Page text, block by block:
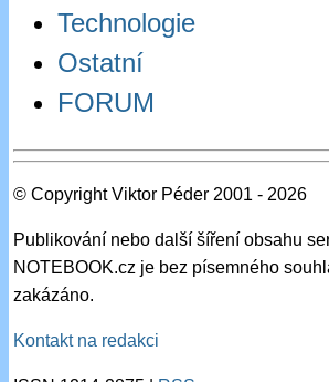
Technologie
Ostatní
FORUM
© Copyright Viktor Péder 2001 - 2026
Publikování nebo další šíření obsahu
NOTEBOOK.cz je bez písemného
zakázáno.
Kontakt na redakci